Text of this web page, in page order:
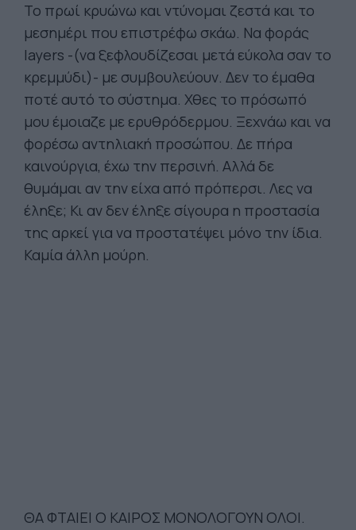
Το πρωί κρυώνω και ντύνομαι ζεστά και το
μεσημέρι που επιστρέφω σκάω. Να φοράς
layers -(να ξεφλουδίζεσαι μετά εύκολα σαν το
κρεμμύδι)- με συμβουλεύουν. Δεν το έμαθα
ποτέ αυτό το σύστημα. Χθες το πρόσωπό
μου έμοιαζε με ερυθρόδερμου. Ξεχνάω και να
φορέσω αντηλιακή προσώπου. Δε πήρα
καινούργια, έχω την περσινή. Αλλά δε
θυμάμαι αν την είχα από πρόπερσι. Λες να
έληξε; Κι αν δεν έληξε σίγουρα η προστασία
της αρκεί για να προστατέψει μόνο την ίδια.
Καμία άλλη μούρη.
ΘΑ ΦΤΑΙΕΙ Ο ΚΑΙΡΟΣ ΜΟΝΟΛΟΓΟΥΝ ΟΛΟΙ.